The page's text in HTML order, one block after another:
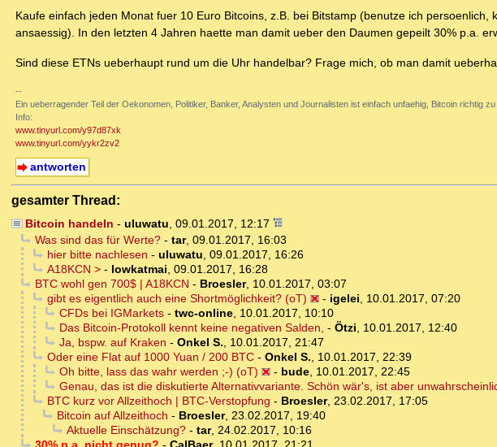
Kaufe einfach jeden Monat fuer 10 Euro Bitcoins, z.B. bei Bitstamp (benutze ich
ansaessig). In den letzten 4 Jahren haette man damit ueber den Daumen gepeilt 30% p.a.
Sind diese ETNs ueberhaupt rund um die Uhr handelbar? Frage mich, ob man damit
--
Ein ueberragender Teil der Oekonomen, Politiker, Banker, Analysten und Journalisten ist einfach unfaehig, Bitcoin richtig
Info:
www.tinyurl.com/y97d87xk
www.tinyurl.com/yykr2zv2
antworten
gesamter Thread:
Bitcoin handeln - uluwatu, 09.01.2017, 12:17
Was sind das für Werte?- tar, 09.01.2017, 16:03
hier bitte nachlesen - uluwatu, 09.01.2017, 16:26
A18KCN >- lowkatmai, 09.01.2017, 16:28
BTC wohl gen 700$ | A18KCN - Broesler, 10.01.2017, 03:07
gibt es eigentlich auch eine Shortmöglichkeit? (oT)
- igelei, 10.01.2017, 07:20
CFDs bei IGMarkets- twc-online, 10.01.2017, 10:10
Das Bitcoin-Protokoll kennt keine negativen Salden, - Ötzi, 10.01.2017, 12:40
Ja, bspw. auf Kraken - Onkel S., 10.01.2017, 21:47
Oder eine Flat auf 1000 Yuan / 200 BTC- Onkel S., 10.01.2017, 22:39
Oh bitte, lass das wahr werden ;-) (oT)
- bude, 10.01.2017, 22:45
Genau, das ist die diskutierte Alternativvariante. Schön wär's, ist aber
BTC kurz vor Allzeithoch | BTC-Verstopfung - Broesler, 23.02.2017, 17:05
Bitcoin auf Allzeithoch - Broesler, 23.02.2017, 19:40
Aktuelle Einschätzung?- tar, 24.02.2017, 10:16